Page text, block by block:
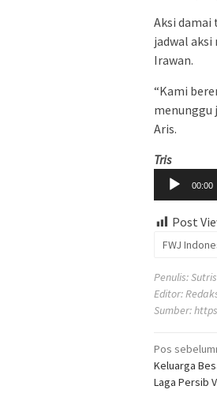
Aksi damai
jadwal aksi
Irawan.
“Kami
menunggu
Aris.
TrisPemutar
Audio00:00
Post
FWJ
Penulis:
Editor:
Sumber:
pos
Pos
Keluarga
Laga Persib